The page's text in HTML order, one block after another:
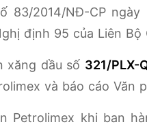
83/2014/NĐ-CP
định 95 của Liên
xăng dầu số 321/PLX-
và báo cáo Văn
Petrolimex khi ban